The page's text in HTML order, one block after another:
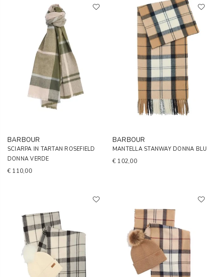
BARBOUR
SCIARPA IN TARTAN ROSEFIELD
DONNA VERDE
€ 110,00
BARBOUR
MANTELLA STANWAY DONNA BLU
€ 102,00